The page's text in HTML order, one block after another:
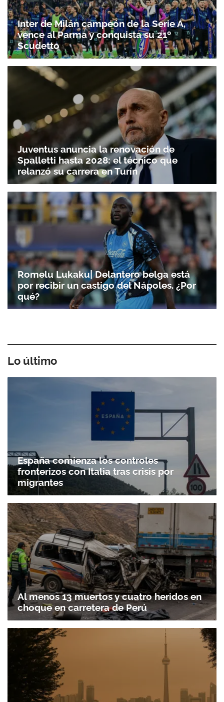
Inter de Milán campeón de la Serie A,
vence al Parma y conquista su 21º
Scudetto
Juventus anuncia la renovación de
Spalletti hasta 2028: el técnico que
relanzó su carrera en Turín
Romelu Lukaku| Delantero belga está
por recibir un castigo del Nápoles. ¿Por
qué?
Lo último
España comienza los controles
fronterizos con Italia tras crisis por
migrantes
Al menos 13 muertos y cuatro heridos en
choque en carretera de Perú